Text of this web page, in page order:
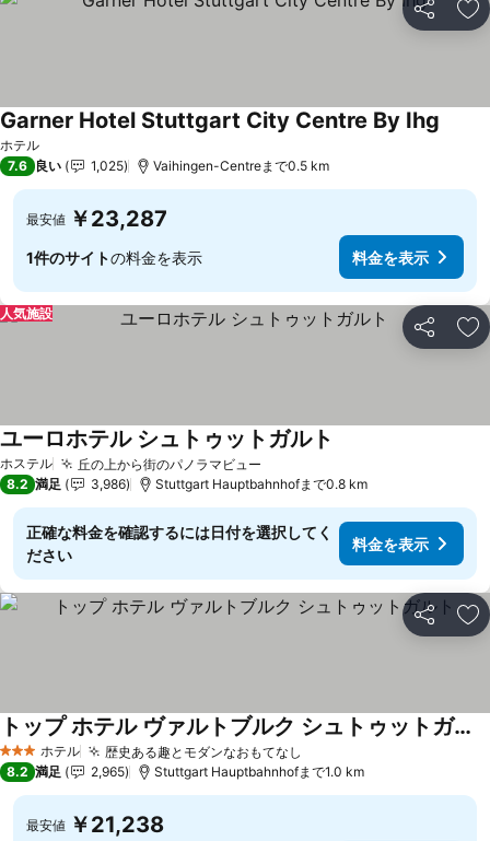
シェア お
ホテル
Garner Hotel Stuttgart City Centre By Ihg
7.6 良い 1,025 Vaihingen-Centreまで0.5 km
最安値 ￥23,287
1件のサイトの料金を表示 料金を表示
シェア お
人気施設
ホステル 丘の上から街のパノラマビュー
ユーロホテル シュトゥットガルト
8.2 満足 3,986 Stuttgart Hauptbahnhofまで0.8 km
正確な料金を確認するには日付を選択してく
ださい
料金を表示
シェア お
3 ホテルのランク
ホテル 歴史ある趣とモダンなおもてなし
トップ ホテル ヴァルトブルク シュトゥットガルト
料金を表示
8.2 満足 2,965 Stuttgart Hauptbahnhofまで1.0 km
最安値 ￥21,238